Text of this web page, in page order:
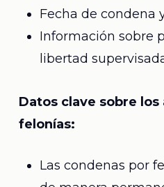
Fecha de condena
Información sobre
libertad
Datos clave sobre
felonías:
Las condenas por